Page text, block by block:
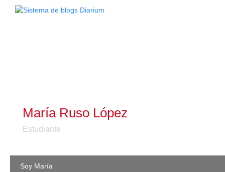
María Ruso López
Estudiante
Soy María